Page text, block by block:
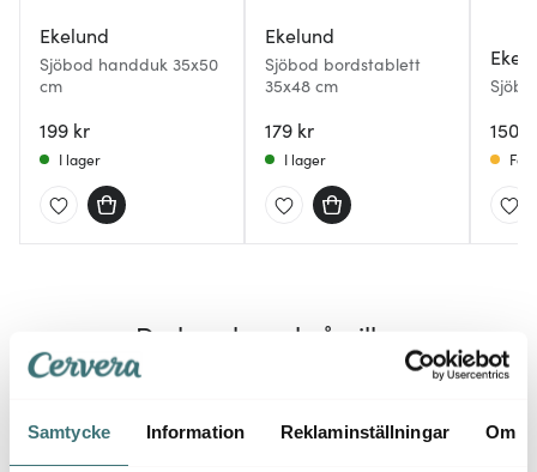
Samtycke Information Reklaminställningar Om
Ekelund
Sjöbod handduk 35x50
cm
199 kr
I lager
Ekelund
Sjöbod bordstablett
35x48 cm
179 kr
I lager
1500
Få
Du kanske också gillar